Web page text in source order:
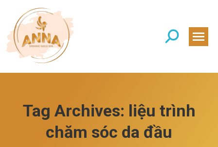
Search:
Tag Archives: liệu trình
chăm sóc da đầu